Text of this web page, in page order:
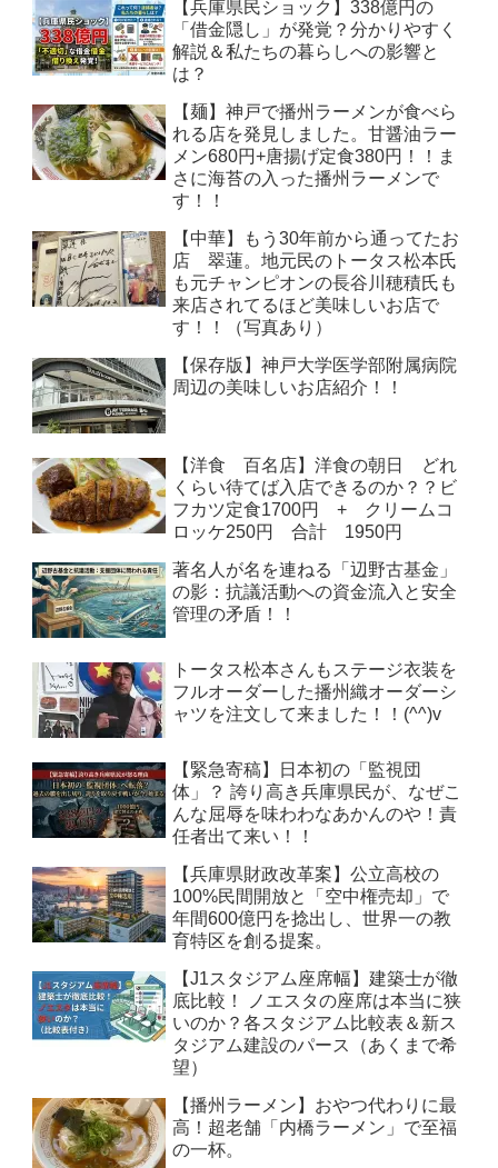
【兵庫県民ショック】338億円の
「借金隠し」が発覚？分かりやすく
解説＆私たちの暮らしへの影響と
は？
【麺】神戸で播州ラーメンが食べら
れる店を発見しました。甘醤油ラー
メン680円+唐揚げ定食380円！！ま
さに海苔の入った播州ラーメンで
す！！
【中華】もう30年前から通ってたお
店 翠蓮。地元民のトータス松本氏
も元チャンピオンの長谷川穂積氏も
来店されてるほど美味しいお店で
す！！（写真あり）
【保存版】神戸大学医学部附属病院
周辺の美味しいお店紹介！！
【洋食 百名店】洋食の朝日 どれ
くらい待てば入店できるのか？？ビ
フカツ定食1700円 + クリームコ
ロッケ250円 合計 1950円
著名人が名を連ねる「辺野古基金」
の影：抗議活動への資金流入と安全
管理の矛盾！！
トータス松本さんもステージ衣装を
フルオーダーした播州織オーダーシ
ャツを注文して来ました！！(^^)v
【緊急寄稿】日本初の「監視団
体」？ 誇り高き兵庫県民が、なぜこ
んな屈辱を味わわなあかんのや！責
任者出て来い！！
【兵庫県財政改革案】公立高校の
100%民間開放と「空中権売却」で
年間600億円を捻出し、世界一の教
育特区を創る提案。
【J1スタジアム座席幅】建築士が徹
底比較！ ノエスタの座席は本当に狭
いのか？各スタジアム比較表＆新ス
タジアム建設のパース（あくまで希
望）
【播州ラーメン】おやつ代わりに最
高！超老舗「内橋ラーメン」で至福
の一杯。